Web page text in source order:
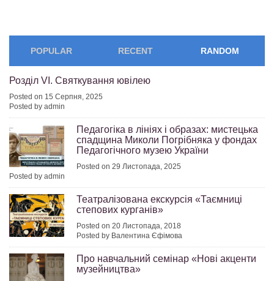
POPULAR RECENT RANDOM
Розділ VІ. Святкування ювілею
Posted on 15 Серпня, 2025
Posted by admin
Педагогіка в лініях і образах: мистецька
спадщина Миколи Погрібняка у фондах
Педагогічного музею України
Posted on 29 Листопада, 2025
Posted by admin
Театралізована екскурсія «Таємниці
степових курганів»
Posted on 20 Листопада, 2018
Posted by Валентина Єфімова
Про навчальний семінар «Нові акценти
музейництва»